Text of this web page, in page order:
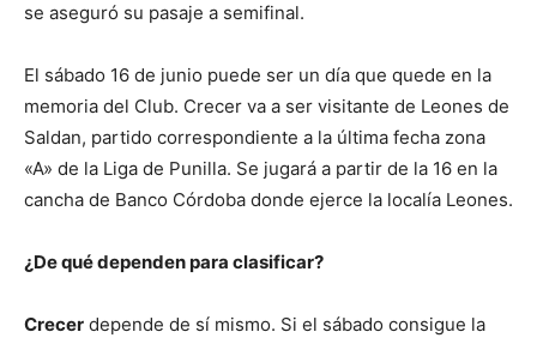
se aseguró su pasaje a semifinal.
El sábado 16 de junio puede ser un día que quede en la
memoria del Club. Crecer va a ser visitante de Leones de
Saldan, partido correspondiente a la última fecha zona
«A» de la Liga de Punilla. Se jugará a partir de la 16 en la
cancha de Banco Córdoba donde ejerce la localía Leones.
¿De qué dependen para clasificar?
Crecer depende de sí mismo. Si el sábado consigue la